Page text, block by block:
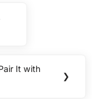
It with
❯